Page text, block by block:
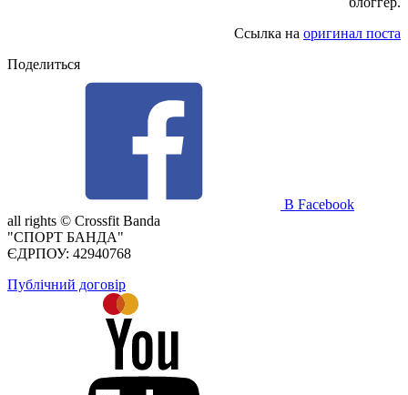
Ссылка на оригинал поста
Поделиться
В Facebook
all rights © Crossfit Banda
"СПОРТ БАНДА"
ЄДРПОУ: 42940768
Публічний договір